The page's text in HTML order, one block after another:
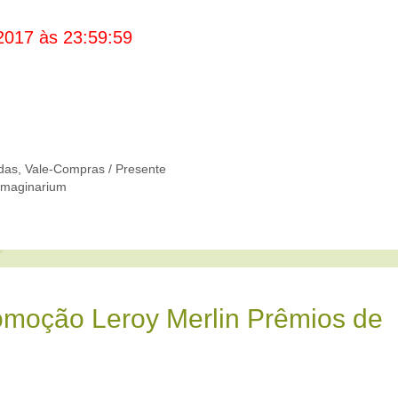
às 23:59:59
,Vale-Compras / Presente
Leroy Merlin Prêmios de